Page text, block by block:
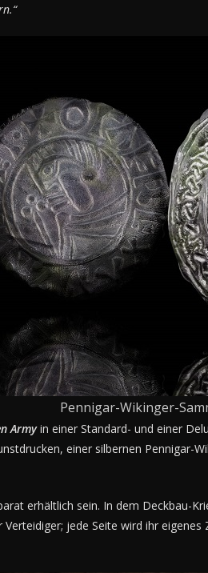
Pennigar-Wikinger-
Armyin einer Standard- und einer
einer silbernen Pennigar-
erhältlich sein. In dem Deckbau-
jede Seite wird ihr